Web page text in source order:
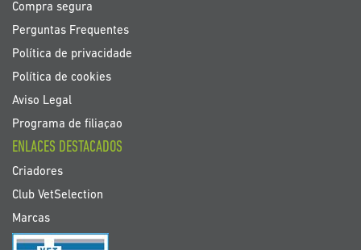
Compra segura
Perguntas Frequentes
Política de privacidade
Política de cookies
Aviso Legal
Programa de filiaçao
ENLACES DESTACADOS
Criadores
Club VetSelection
Marcas